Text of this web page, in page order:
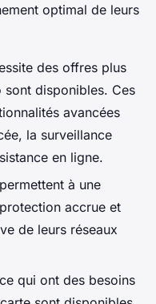
optimal de leurs
des offres plus
disponibles. Ces
avancées
la surveillance
en ligne.
à une
accrue et
de leurs réseaux
qui ont des besoins